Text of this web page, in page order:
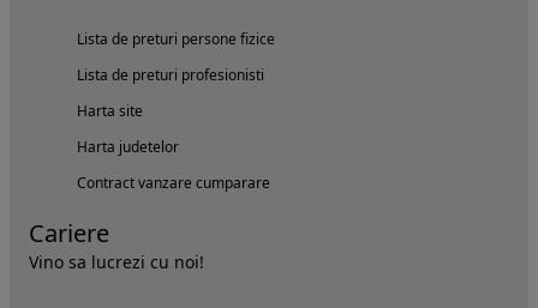
Lista de preturi persone fizice
Lista de preturi profesionisti
Harta site
Harta judetelor
Contract vanzare cumparare
Cariere
Vino sa lucrezi cu noi!